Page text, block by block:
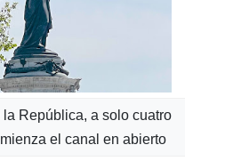
República, a solo cuatro
el canal en abierto